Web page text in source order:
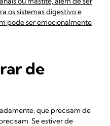
os sistemas digestivo e
pode ser emocionalmente
de
que precisam de
Se estiver de